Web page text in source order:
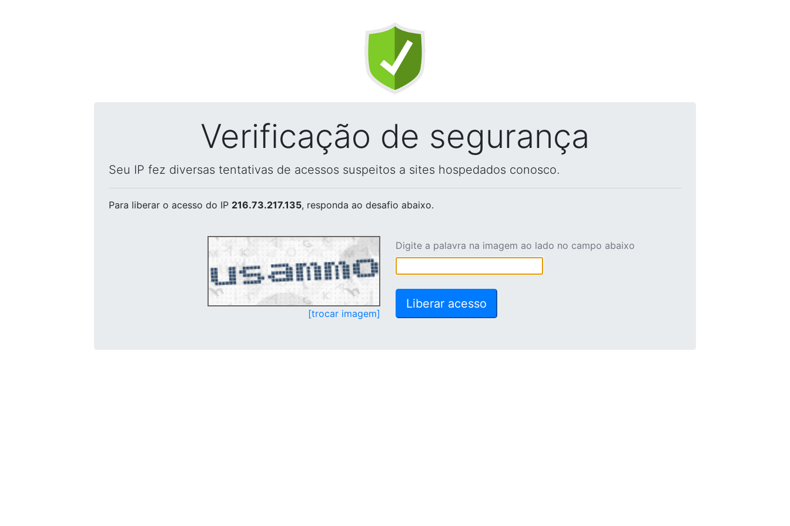
Verificação de segurança
Seu IP fez diversas tentativas de acessos suspeitos a sites hospedados conosco.
Para liberar o acesso do IP 216.73.217.135, responda ao desafio abaixo.
[trocar imagem]
Digite a palavra na imagem ao lado no campo abaixo